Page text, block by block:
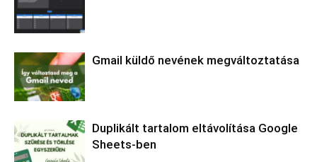
Gmail küldő nevének megváltoztatása
Duplikált tartalom eltávolítása Google
Sheets-ben